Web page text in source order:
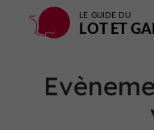
LE GUIDE DU
LOT ET